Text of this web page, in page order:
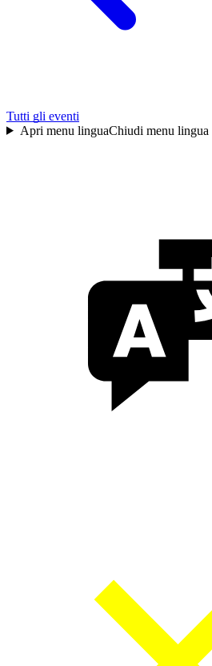
Tutti gli eventi
Apri menu linguaChiudi menu lingua